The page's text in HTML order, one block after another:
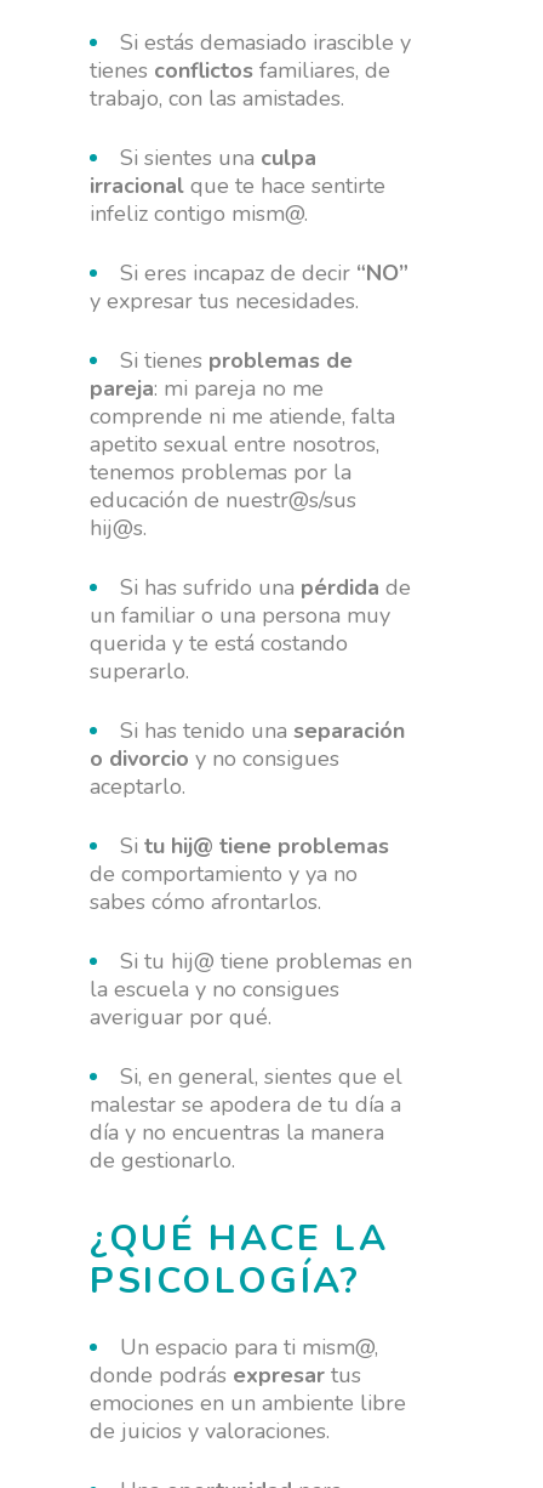
Si estás demasiado irascible y
tienes conflictos familiares, de
trabajo, con las amistades.
Si sientes una culpa
irracional que te hace sentirte
infeliz contigo mism@.
Si eres incapaz de decir “NO”
y expresar tus necesidades.
Si tienes problemas de
pareja: mi pareja no me
comprende ni me atiende, falta
apetito sexual entre nosotros,
tenemos problemas por la
educación de nuestr@s/sus
hij@s.
Si has sufrido una pérdida de
un familiar o una persona muy
querida y te está costando
superarlo.
Si has tenido una separación
o divorcio y no consigues
aceptarlo.
Si tu hij@ tiene problemas
de comportamiento y ya no
sabes cómo afrontarlos.
Si tu hij@ tiene problemas en
la escuela y no consigues
averiguar por qué.
Si, en general, sientes que el
malestar se apodera de tu día a
día y no encuentras la manera
de gestionarlo.
¿QUÉ HACE LA
PSICOLOGÍA?
Un espacio para ti mism@,
donde podrás expresar tus
emociones en un ambiente libre
de juicios y valoraciones.